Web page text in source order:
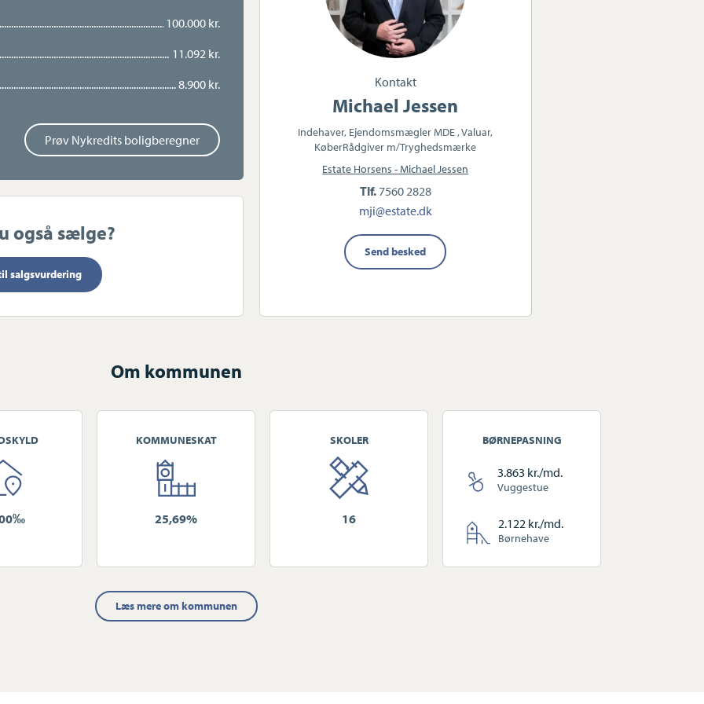
i kort gåafstand og så er der mange p-
ejerlejlighed, men med friheden ved at
100.000 kr.
11.092 kr.
8.900 kr.
Prøv Nykredits boligberegner
også sælge?
salgsvurdering
Kontakt
Michael Jessen
Indehaver, Ejendomsmægler MDE , Valuar,
KøberRådgiver m/Tryghedsmærke
Estate Horsens - Michael Jessen
Tlf. 7560 2828
mji@estate.dk
Send besked
Om kommunen
KOMMUNESKAT
25,69%
SKOLER
16
BØRNEPASNING
Vuggestue
3.863 kr./md.
Børnehave
2.122 kr./md.
Læs mere om kommunen